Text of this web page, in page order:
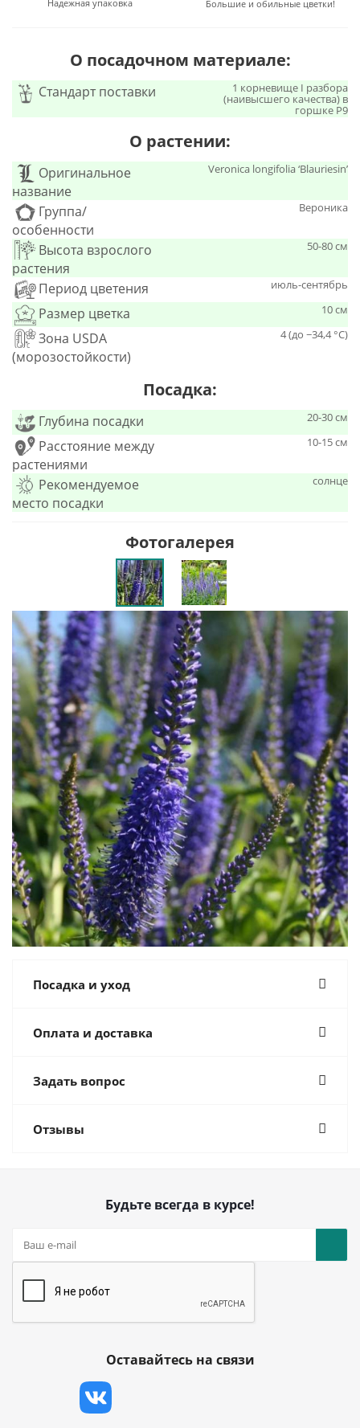
Надежная упаковка Большие и обильные цветки!
О посадочном материале:
Стандарт поставки 1 корневище I разбора
(наивысшего качества) в
горшке Р9
О растении:
Оригинальное
название
Veronica longifolia ‘Blauriesin’
Группа/
особенности
Вероника
Высота взрослого
растения
50-80 см
Период цветения июль-сентябрь
Размер цветка 10 см
Зона USDA
(морозостойкости)
4 (до −34,4 °C)
Посадка:
Глубина посадки 20-30 см
Расстояние между
растениями
10-15 см
Рекомендуемое
место посадки
солнце
Фотогалерея
Посадка и уход
Оплата и доставка
Задать вопрос
Отзывы
Будьте всегда в курсе!
Оставайтесь на связи